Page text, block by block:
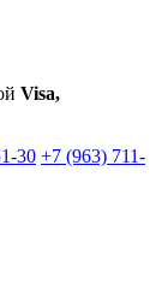
Visa,
30 +7 (963) 711-